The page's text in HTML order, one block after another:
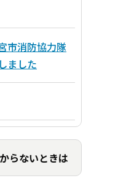
市消防協力隊
ました
らないときは